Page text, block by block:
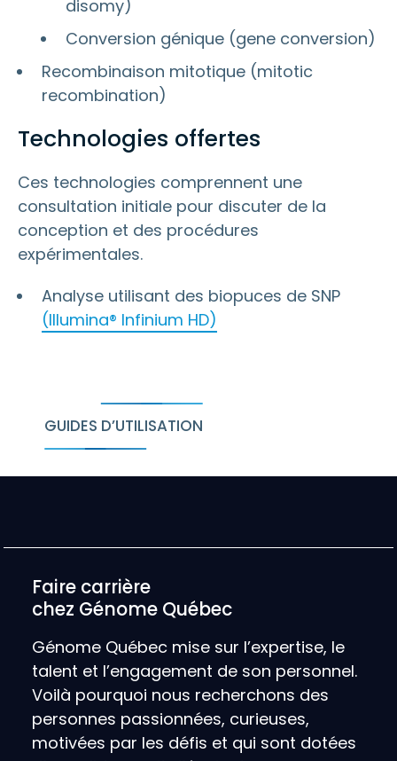
disomy)
Conversion génique (gene conversion)
Recombinaison mitotique (mitotic
recombination)
Technologies offertes
Ces technologies comprennent une
consultation initiale pour discuter de la
conception et des procédures
expérimentales.
Analyse utilisant des biopuces de SNP
(Illumina® Infinium HD)
GUIDES D’UTILISATION
Faire carrière
chez Génome Québec
Génome Québec mise sur l’expertise, le
talent et l’engagement de son personnel.
Voilà pourquoi nous recherchons des
personnes passionnées, curieuses,
motivées par les défis et qui sont dotées